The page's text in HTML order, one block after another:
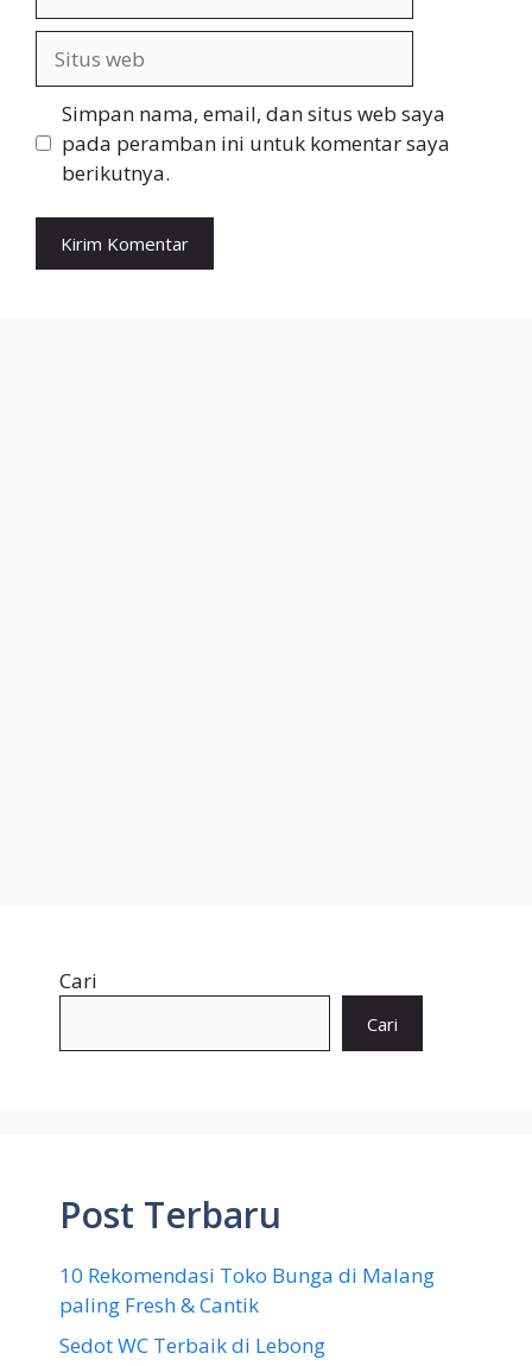
web
Simpan nama, email, dan situs web saya
pada peramban ini untuk komentar saya
berikutnya.
Cari
Cari
Post Terbaru
10 Rekomendasi Toko Bunga di Malang
paling Fresh & Cantik
Sedot WC Terbaik di Lebong